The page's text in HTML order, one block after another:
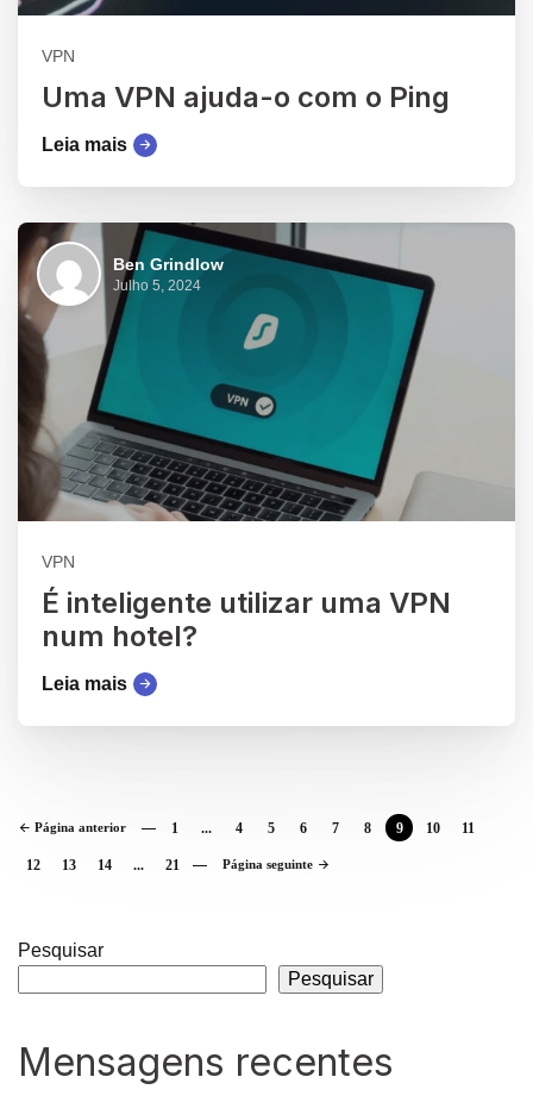
VPN
Uma VPN ajuda-o com o Ping
Leia mais
Ben Grindlow
Julho 5, 2024
VPN
É inteligente utilizar uma VPN
num hotel?
Leia mais
Página anterior 1 ... 4 5 6 7 8 9 10 11
12 13 14 ... 21 Página seguinte
Pesquisar
Pesquisar
Mensagens recentes